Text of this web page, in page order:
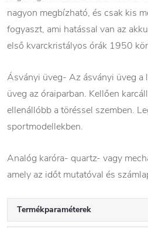
nagyon megbízható, és csak kis
fogyaszt, ami hatással van az
első kvarckristályos órák 1950
Ásványi üveg- Az ásványi üveg a
üveg az óraiparban. Kellően
ellenállóbb a töréssel szemben.
sportmodellekben.
Analóg karóra- quartz- vagy
amely az időt mutatóval és
Termékparaméterek